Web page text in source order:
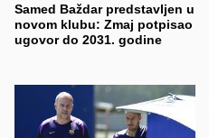
Samed Baždar predstavljen u
novom klubu: Zmaj potpisao
ugovor do 2031. godine